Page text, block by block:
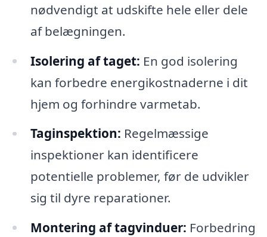
nødvendigt at udskifte hele eller dele
af belægningen.
Isolering af taget: En god isolering
kan forbedre energikostnaderne i dit
hjem og forhindre varmetab.
Taginspektion: Regelmæssige
inspektioner kan identificere
potentielle problemer, før de udvikler
sig til dyre reparationer.
Montering af tagvinduer: Forbedring